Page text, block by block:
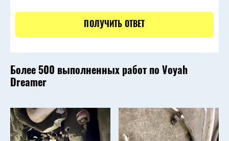
ПОЛУЧИТЬ ОТВЕТ
Более 500 выполненных работ по Voyah
Dreamer